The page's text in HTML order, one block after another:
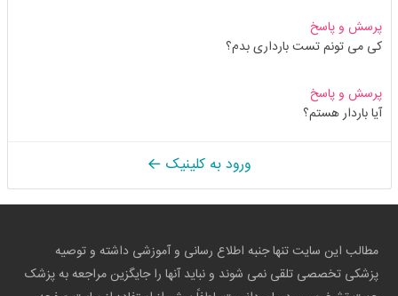
پرسش و پاسخ
کی می تونم تست بارداری بدم؟
پرسش و پاسخ
آیا باردار هستم؟
ورود به کلینیک
مطالب این سایت تنها جنبه اطلاع رسانی و آموزشی داشته و توصیه
پزشکی تخصصی تلقی نمی شوند و نباید آنها را جایگزین مراجعه به پزشک